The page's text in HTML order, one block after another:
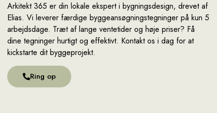
Arkitekt 365 er din lokale ekspert i bygningsdesign, drevet af
Elias. Vi leverer færdige byggeansøgningstegninger på kun 5
arbejdsdage. Træt af lange ventetider og høje priser? Få
dine tegninger hurtigt og effektivt. Kontakt os i dag for at
kickstarte dit byggeprojekt.
Ring op